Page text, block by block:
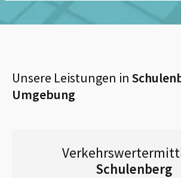
Unsere Leistungen in
Umgebung
Schulenberg